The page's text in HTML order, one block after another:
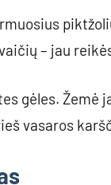
– jau
gėles. Žemė
vasaros